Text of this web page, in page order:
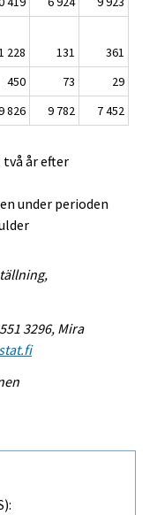
228 131
361
450 73
29
826 9 782 7 452
år efter
under perioden
3296, Mira